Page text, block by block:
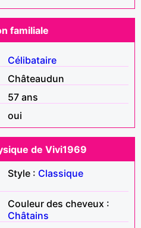
familiale
Célibataire
Châteaudun
57 ans
oui
de Vivi1969
Style : Classique
Couleur des cheveux :
Châtains